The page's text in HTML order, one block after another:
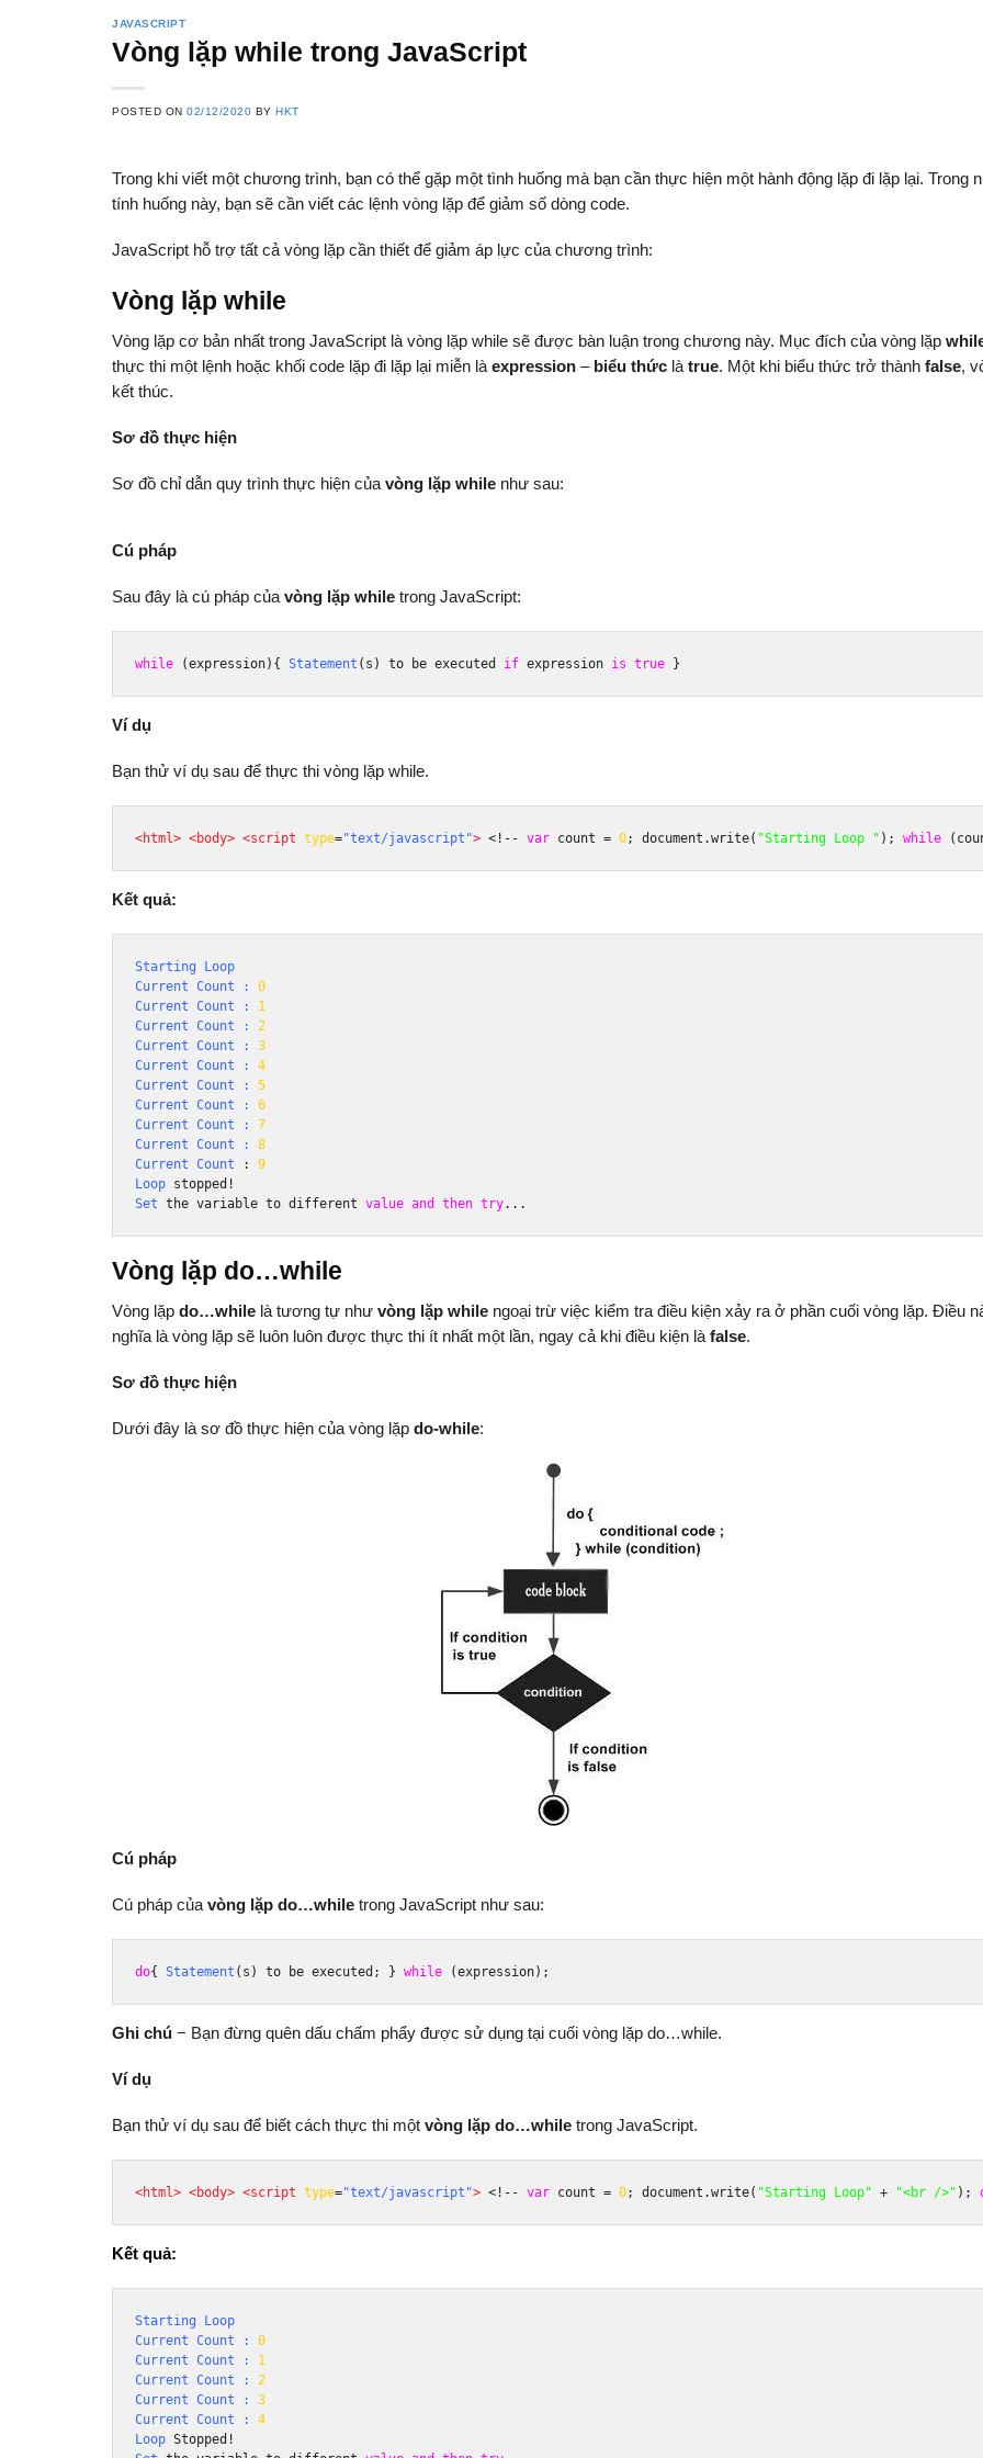
JAVASCRIPT
Vòng lặp while trong JavaScript
POSTED ON02/12/2020 BYHKT
Trong khi viết một chương trình, bạn có thể gặp một tình huống mà bạn cần thực hiện một hành động lặp đi lặp lại. Trong
tính huống này, bạn sẽ cần viết các lệnh vòng lặp để giảm số dòng code.
JavaScript hỗ trợ tất cả vòng lặp cần thiết để giảm áp lực của chương trình:
Vòng lặp while
Vòng lặp cơ bản nhất trong JavaScript là vòng lặp while sẽ được bàn luận trong chương này. Mục đích của vòng lặp
thực thi một lệnh hoặc khối code lặp đi lặp lại miễn làexpression – biểu thức làtrue. Một khi biểu thức trở thành false,
kết thúc.
Sơ đồ thực hiện
Sơ đồ chỉ dẫn quy trình thực hiện của vòng lặp while như sau:
Cú pháp
Sau đây là cú pháp của vòng lặp while trong JavaScript:
while (expression){ Statement ( s ) to be executed if expression is true }
Ví dụ
Bạn thử ví dụ sau để thực thi vòng lặp while.
<html> <body> <script type="text/javascript"> <!-- var count = 0; document .write( "Starting Loop " ); while (
Kết quả:
Starting
Loop
Current Count :
0
Current Count :
1
Current Count :
2
Current Count :
3
Current Count :
4
Current Count :
5
Current Count :
6
Current Count :
7
Current Count :
8
Current Count :
9
Loop stopped !
Set the variable to different value and then try...
Vòng lặp do…while
Vòng lặp do…while là tương tự như vòng lặp while ngoại trừ việc kiểm tra điều kiện xảy ra ở phần cuối vòng lặp. Điều
nghĩa là vòng lặp sẽ luôn luôn được thực thi ít nhất một lần, ngay cả khi điều kiện làfalse.
Sơ đồ thực hiện
Dưới đây là sơ đồ thực hiện của vòng lặp do-while:
Cú pháp
Cú pháp của vòng lặp do…while trong JavaScript như sau:
do{ Statement ( s ) to be executed ; } while (expression);
Ghi chú − Bạn đừng quên dấu chấm phẩy được sử dụng tại cuối vòng lặp do…while.
Ví dụ
Bạn thử ví dụ sau để biết cách thực thi một vòng lặp do…while trong JavaScript.
<html> <body> <script type="text/javascript"> <!-- var count = 0; document .write( "Starting Loop" + "<br />" );
Kết quả:
Starting
Loop
Current Count :
0
Current Count :
1
Current Count :
2
Current Count :
3
Current Count :
4
Loop Stopped !